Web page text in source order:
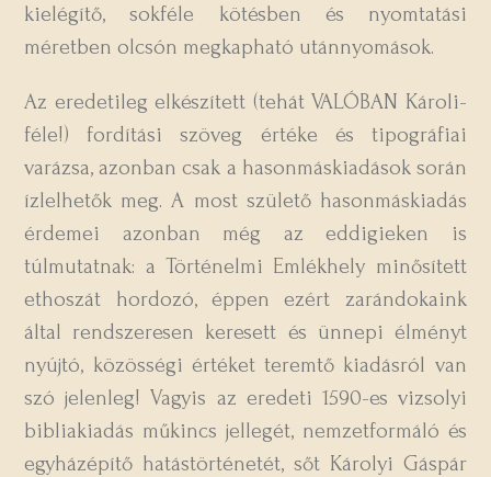
kielégítő, sokféle kötésben és nyomtatási
méretben olcsón megkapható utánnyomások.
Az eredetileg elkészített (tehát VALÓBAN Károli-
féle!) fordítási szöveg értéke és tipográfiai
varázsa, azonban csak a hasonmáskiadások során
ízlelhetők meg. A most születő hasonmáskiadás
érdemei azonban még az eddigieken is
túlmutatnak: a Történelmi Emlékhely minősített
ethoszát hordozó, éppen ezért zarándokaink
által rendszeresen keresett és ünnepi élményt
nyújtó, közösségi értéket teremtő kiadásról van
szó jelenleg! Vagyis az eredeti 1590-es vizsolyi
bibliakiadás műkincs jellegét, nemzetformáló és
egyházépítő hatástörténetét, sőt Károlyi Gáspár